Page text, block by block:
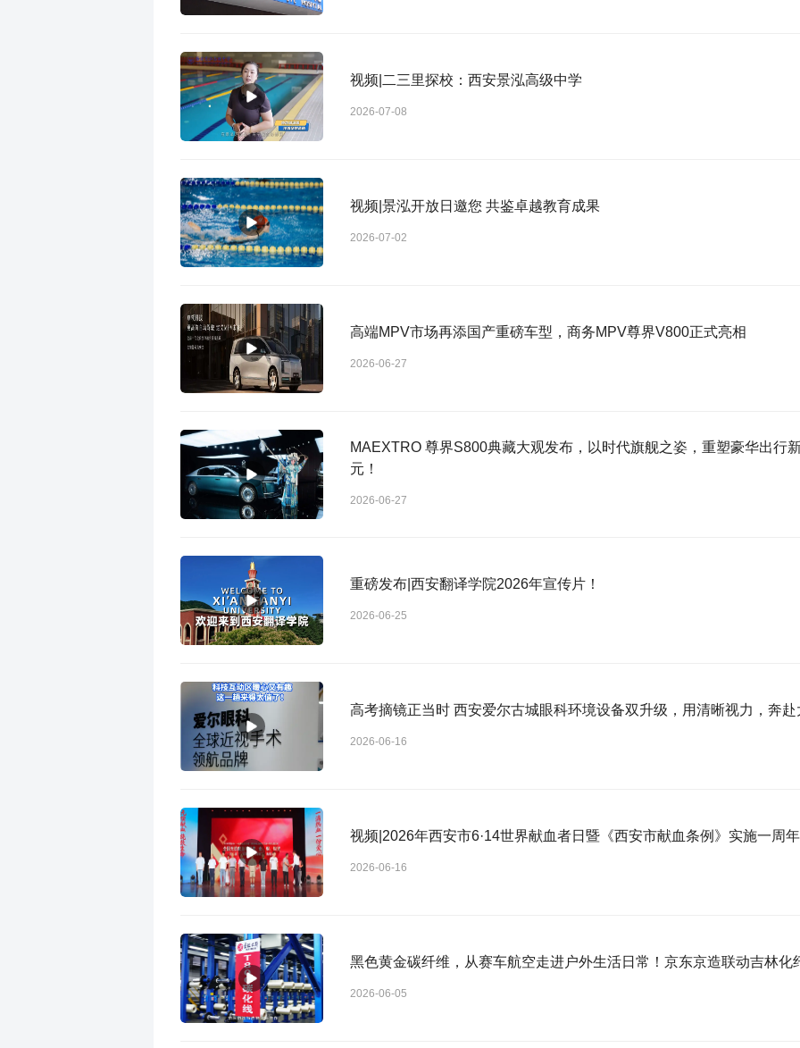
视频|二三里探校：西安景泓高级中学
2026-07-08
视频|景泓开放日邀您 共鉴卓越教育成果
2026-07-02
高端MPV市场再添国产重磅车型，商务MPV尊界V800正式亮相
2026-06-27
MAEXTRO 尊界S800典藏大观发布，以时代旗舰之姿，重塑豪华出行
元！
2026-06-27
重磅发布|西安翻译学院2026年宣传片！
2026-06-25
高考摘镜正当时 西安爱尔古城眼科环境设备双升级，用清晰视力，
2026-06-16
视频|2026年西安市6·14世界献血者日暨《西安市献血条例》实施一周
2026-06-16
黑色黄金碳纤维，从赛车航空走进户外生活日常！京东京造联动吉林化
2026-06-05